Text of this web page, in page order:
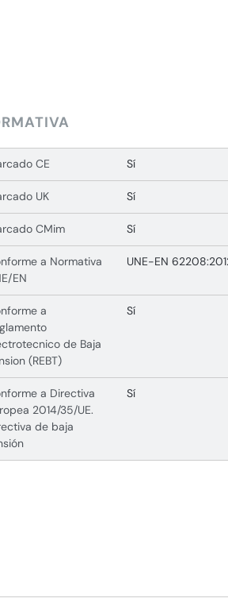
CE Sí
UK Sí
CMim Sí
a Normativa
EN
UNE-EN
a
de Baja
(REBT)
Sí
a Directiva
2014/35/UE.
de baja
Sí